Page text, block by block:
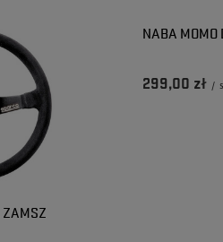
ZAMSZ
NABA
299,00 zł /